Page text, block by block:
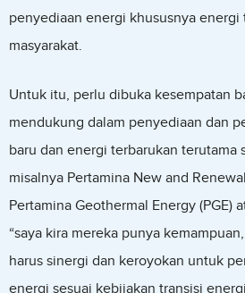
penyediaan energi khususnya
masyarakat.
Untuk itu, perlu dibuka kesempatan
mendukung dalam penyediaan dan
baru dan energi terbarukan terutama
misalnya Pertamina New and
Pertamina Geothermal Energy (PGE)
“saya kira mereka punya
harus sinergi dan keroyokan untuk
energi sesuai kebijakan transisi